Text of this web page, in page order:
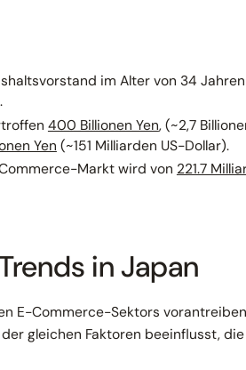
im Alter von 34
400 Billionen Yen, (~2,7
Yen (~151 Milliarden US-Dollar).
Markt wird von 221.7
in Japan
E-Commerce-Sektors
gleichen Faktoren beeinflusst,